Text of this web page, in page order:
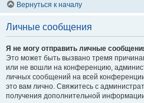
Вернуться к началу
Личные сообщения
Я не могу отправить личные
Это может быть вызвано тремя
или не вошли на конференцию,
личных сообщений на всей
это вам лично. Свяжитесь с
получения дополнительной